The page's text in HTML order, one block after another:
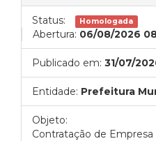
Status: Homologada
Abertura: 06/08/2026
Publicado em: 31/07/
Entidade: Prefeitura
Objeto:
Contratação de Empresa